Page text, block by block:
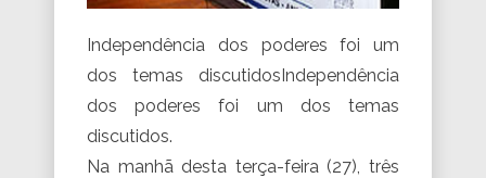
Independência dos poderes foi um
dos temas discutidosIndependência
dos poderes foi um dos temas
discutidos.
Na manhã desta terça-feira (27), três